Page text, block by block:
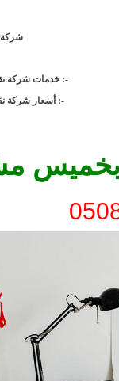
خدمات شركة نقل عفش بخميس مشيط :-
أسعار شركة نقل عفش بخميس مشيط :-